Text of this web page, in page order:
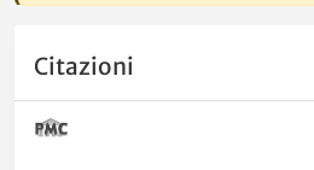
Citazioni